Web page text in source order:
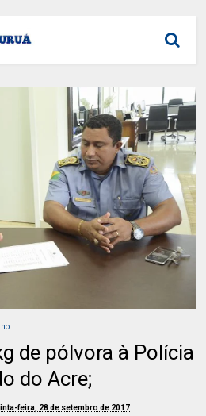
de pólvora à Polícia
do Acre;
feira, 28 de setembro de 2017